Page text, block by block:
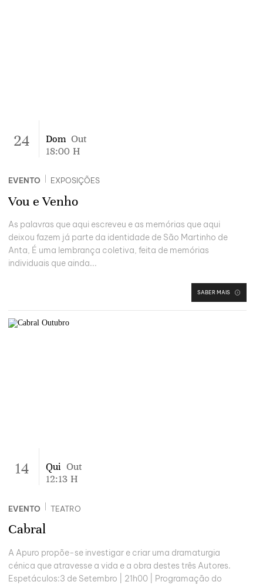
24 Dom Out
18:00 H
EVENTO EXPOSIÇÕES
Vou e Venho
As palavras que aqui escreveu e as memórias que aqui
deixou fazem já parte da identidade de São Martinho de
Anta, É uma lembrança coletiva, feita de memórias
individuais que ainda...
SABER MAIS
14 Qui Out
12:13 H
EVENTO TEATRO
Cabral
A Apuro propõe-se investigar e criar uma dramaturgia
cénica que atravesse a vida e a obra destes três Autores.
Espetáculos:3 de Setembro | 21h00 | Programação do